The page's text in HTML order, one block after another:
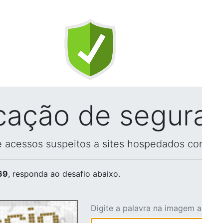
de
suspeitos a sites hospedados
, responda ao desafio abaixo.
Digite a palavra na imagem